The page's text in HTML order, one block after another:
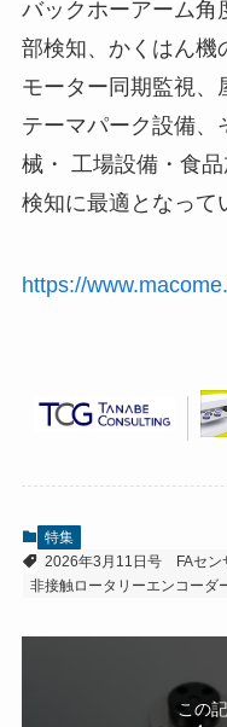
バックホーアーム角
部検知、かくはん機
モーター同期監視、
テーマパーク設備、
械・ 工場設備・食
検知に最適となって
https://
特集
2026年3月11日号
FAセン
非接触ロータリーエンコーダ
この